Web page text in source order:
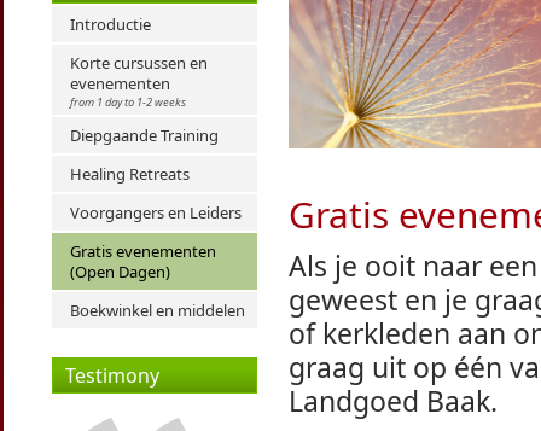
Genezing
Introductie
Korte cursussen en
evenementen
from 1 day to 1-2 weeks
Diepgaande Training
Healing Retreats
Voorgangers en Leiders
Gratis evenementen
(Open Dagen)
Boekwinkel en middelen
Testimony
Gratis
Als je ooit naar
geweest en je
of kerkleden aan
graag uit op één
Landgoed Baak.